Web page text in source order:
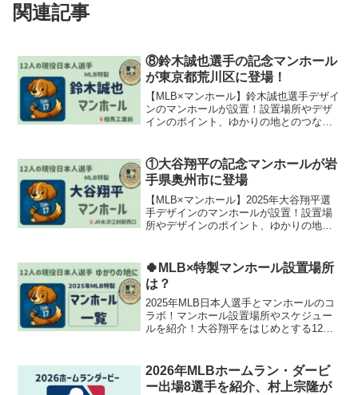
関連記事
⑧鈴木誠也選手の記念マンホール
が東京都荒川区に登場！
【MLB×マンホール】鈴木誠也選手デザイ
ンのマンホールが設置！設置場所やデザ
インのポイント、ゆかりの地とのつなが
①大谷翔平の記念マンホールが岩
手県奥州市に登場
【MLB×マンホール】2025年大谷翔平選
手デザインのマンホールが設置！設置場
所やデザインのポイント、ゆかりの地と
🍀MLB×特製マンホール設置場所
は？
2025年MLB日本人選手とマンホールのコ
ラボ！マンホール設置場所やスケジュー
ルを紹介！大谷翔平をはじめとする12選
2026年MLBホームラン・ダービ
ー出場8選手を紹介、村上宗隆が